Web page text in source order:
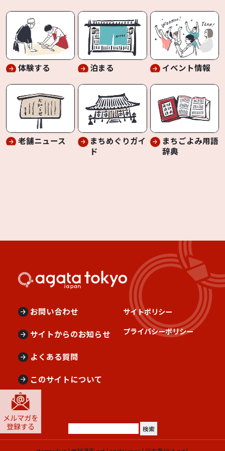
メルマガを
登録する
体験する 泊まる イベント情報
老舗ニュース
まちめぐりガイ
ド
まちごよみ用語
辞典
お問い合わせ
サイトからのお知らせ
よくある質問
このサイトについて
サイトポリシー
プライバシーポリシー